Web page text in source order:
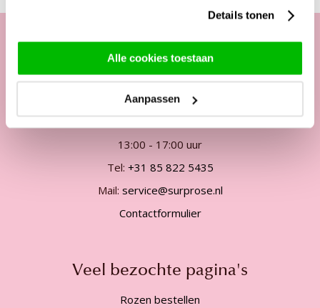
Details tonen
Alle cookies toestaan
Aanpassen
Telefonisch van ma. t/m vrij. van
09:00 - 12:00 uur
13:00 - 17:00 uur
Tel: +31 85 822 5435
Mail: service@surprose.nl
Contactformulier
Veel bezochte pagina's
Rozen bestellen